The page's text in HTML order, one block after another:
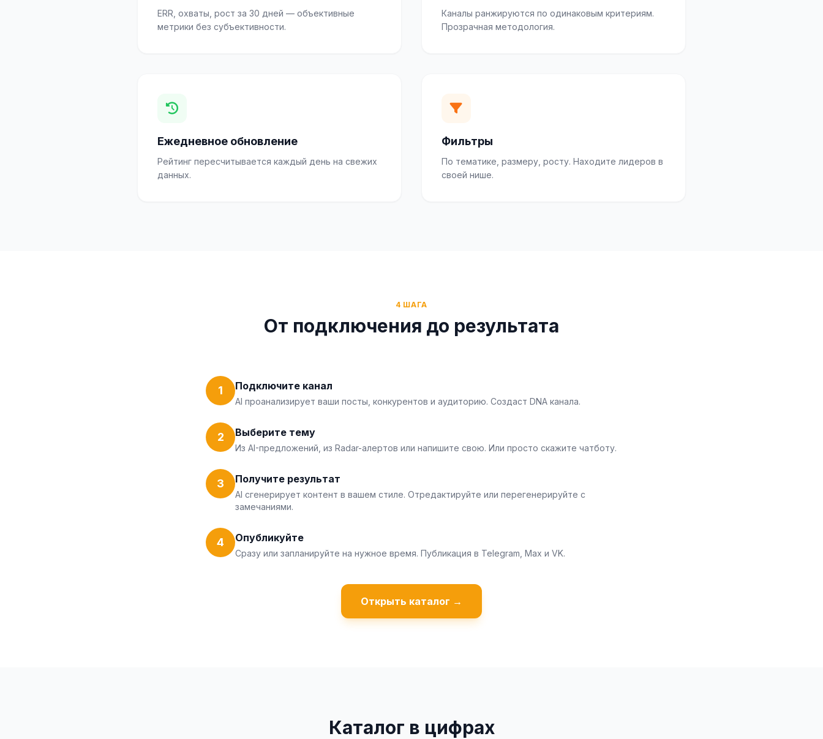
ERR, охваты, рост за 30 дней — объективные
метрики без субъективности.
Каналы ранжируются по одинаковым критериям.
Прозрачная методология.
Ежедневное обновление
Рейтинг пересчитывается каждый день на свежих
данных.
Фильтры
По тематике, размеру, росту. Находите лидеров в
своей нише.
4 ШАГА
От подключения до результата
1 Подключите канал
AI проанализирует ваши посты, конкурентов и аудиторию. Создаст DNA канала.
2 Выберите тему
Из AI-предложений, из Radar-алертов или напишите свою. Или просто скажите чатботу.
3 Получите результат
AI сгенерирует контент в вашем стиле. Отредактируйте или перегенерируйте с
замечаниями.
4 Опубликуйте
Сразу или запланируйте на нужное время. Публикация в Telegram, Max и VK.
Открыть каталог →
Каталог в цифрах